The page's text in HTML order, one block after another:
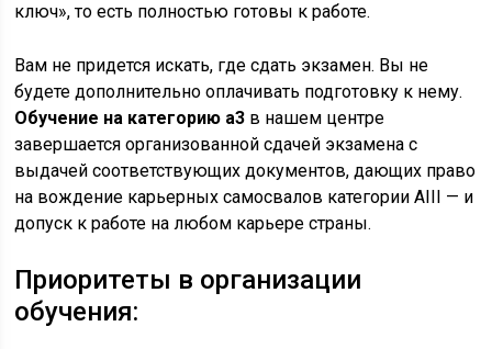
ключ», то есть полностью готовы к работе.
Вам не придется искать, где сдать экзамен. Вы не
будете дополнительно оплачивать подготовку к нему.
Обучение на категорию а3 в нашем центре
завершается организованной сдачей экзамена с
выдачей соответствующих документов, дающих право
на вождение карьерных самосвалов категории АIII — и
допуск к работе на любом карьере страны.
Приоритеты в организации
обучения: